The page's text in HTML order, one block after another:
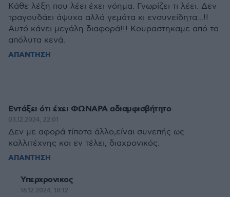
Κάθε λέξη που λέει έχει νόημα. Γνωρίζει τι λέει. Δεν
τραγουδάει άψυχα αλλά γεμάτα κι ενσυνείδητα...!!
Αυτό κάνει μεγάλη διαφορά!!! Κουραστηκαμε από τα
απόλυτα κενά.
ΑΠΑΝΤΗΣΗ
Εντάξει ότι έχει ΦΩΝΑΡΑ αδιαμφισβήτητο
03.12.2024, 22:01
Δεν με αφορά τίποτα άλλο,είναι συνεπής ως
καλλιτέχνης και εν τέλει, διαχρονικός.
ΑΠΑΝΤΗΣΗ
Υπερχρονικος
16.12.2024, 18:12